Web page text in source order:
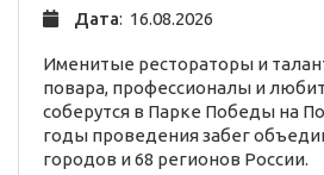
Дата: 16.08.2026
Именитые рестораторы и
повара, профессионалы и
соберутся в Парке Победы на
годы проведения забег
городов и 68 регионов России.